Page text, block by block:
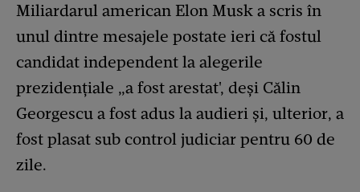
Miliardarul american Elon Musk a scris în
unul dintre mesajele postate ieri că fostul
candidat independent la alegerile
prezidenţiale „a fost arestat', deşi Călin
Georgescu a fost adus la audieri şi, ulterior, a
fost plasat sub control judiciar pentru 60 de
zile.